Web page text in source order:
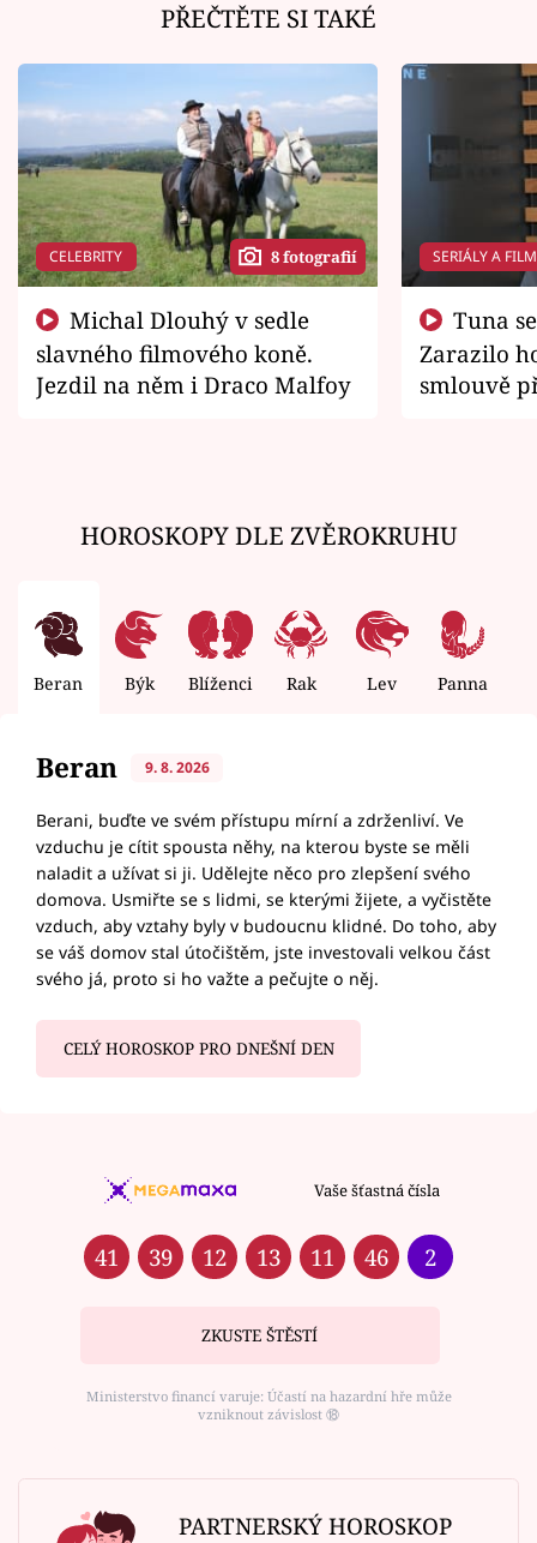
PŘEČTĚTE SI TAKÉ
CELEBRITY 8 fotografií
slavného filmového koně.
Jezdil na něm i Draco Malfoy
SERIÁLY A
Zarazilo
smlouvě
HOROSKOPY DLE ZVĚROKRUHU
Beran Býk Blíženci Rak Lev Panna
Beran 9. 8. 2026
Berani, buďte ve svém přístupu mírní a zdrženliví. Ve
vzduchu je cítit spousta něhy, na kterou byste se měli
naladit a užívat si ji. Udělejte něco pro zlepšení svého
domova. Usmiřte se s lidmi, se kterými žijete, a vyčistěte
vzduch, aby vztahy byly v budoucnu klidné. Do toho, aby
se váš domov stal útočištěm, jste investovali velkou část
svého já, proto si ho važte a pečujte o něj.
CELÝ HOROSKOP PRO DNEŠNÍ DEN
Vaše šťastná čísla
41 39 12 13 11 46 2
ZKUSTE ŠTĚSTÍ
Ministerstvo financí varuje: Účastí na hazardní hře může
vzniknout závislost ⑱
PARTNERSKÝ HOROSKOP